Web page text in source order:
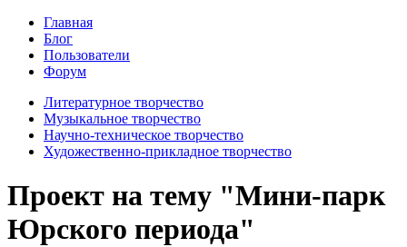
Главная
Блог
Пользователи
Форум
Литературное творчество
Музыкальное творчество
Научно-техническое творчество
Художественно-прикладное творчество
Проект на тему "Мини-парк
Юрского периода"